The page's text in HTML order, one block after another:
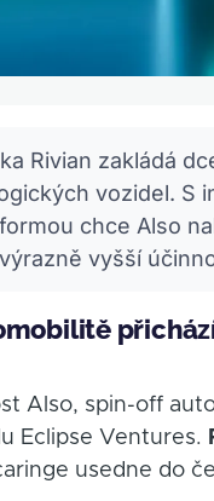
Rivian zakládá
vozidel. S
chce Also
vyšší
Also, spin-off
Eclipse Ventures.
usedne do